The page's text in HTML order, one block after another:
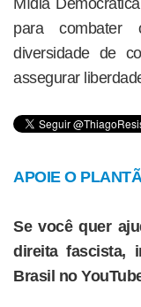
Mídia
para combater
diversidade de
assegurar
APOIE O
Se você quer
direita fascista,
Brasil no